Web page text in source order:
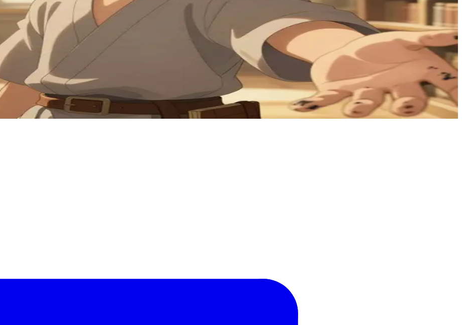
失落的知识。用户扮演他的导师莱桑德拉（Lysandra）——一位古老的大师，在宁静的古老图书馆中指引他翻阅落满尘埃的典